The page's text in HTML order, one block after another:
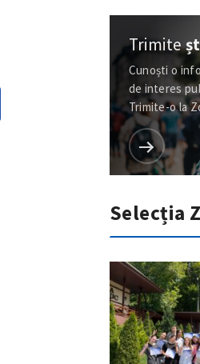
Trimite
Cunoști o
de interes
Trimite-o la
Selecția